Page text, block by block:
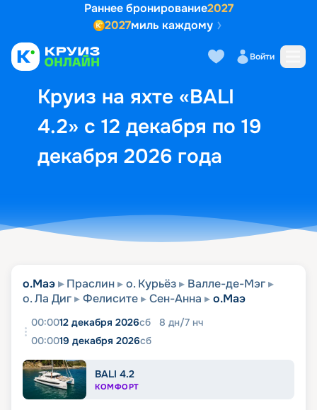
Раннее бронирование2027
2027миль каждому
Войти
Круиз на яхте «BALI
4.2» с 12 декабря по 19
декабря 2026 года
Выбор кают Маршрут и
о.Маэ Праслин о. Курьёз
Валле-де-Мэг
о. Ла Диг
Фелисите Сен-Анна о.Маэ
00:0012 декабря 2026сб 8 дн/7 нч
00:0019 декабря 2026сб
BALI 4.2
КОМФОРТ